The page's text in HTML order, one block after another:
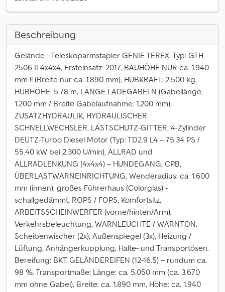
Beschreibung
Gelände - Teleskoparmstapler GENIE TEREX, Typ: GTH
2506 II 4x4x4, Ersteinsatz: 2017, BAUHÖHE NUR ca. 1.940
mm !! (Breite nur ca. 1.890 mm), HUBKRAFT: 2.500 kg,
HUBHÖHE: 5.78 m, LANGE LADEGABELN (Gabellänge:
1.200 mm / Breite Gabelaufnahme: 1.200 mm),
ZUSATZHYDRAULIK, HYDRAULISCHER
SCHNELLWECHSLER, LASTSCHUTZ-GITTER, 4-Zylinder
DEUTZ-Turbo Diesel Motor (Typ: TD2.9 L4 – 75.34 PS /
55.40 kW bei 2.300 U/min), ALLRAD und
ALLRADLENKUNG (4x4x4) – HUNDEGANG, CPB,
ÜBERLASTWARNEINRICHTUNG, Wenderadius: ca. 1.600
mm (innen), großes Führerhaus (Colorglas) -
schallgedämmt, ROPS / FOPS, Komfortsitz,
ARBEITSSCHEINWERFER (vorne/hinten/Arm),
Verkehrsbeleuchtung, WARNLEUCHTE / WARNTON,
Scheibenwischer (2x), Außenspiegel (3x), Heizung /
Lüftung, Anhängerkupplung, Halte- und Transportösen.
Bereifung: BKT GELÄNDEREIFEN (12-16.5) – rundum ca.
98 %. Transportmaße: Länge: ca. 5.050 mm (ca. 3.670
mm ohne Gabel), Breite: ca. 1.890 mm, Höhe: ca. 1.940